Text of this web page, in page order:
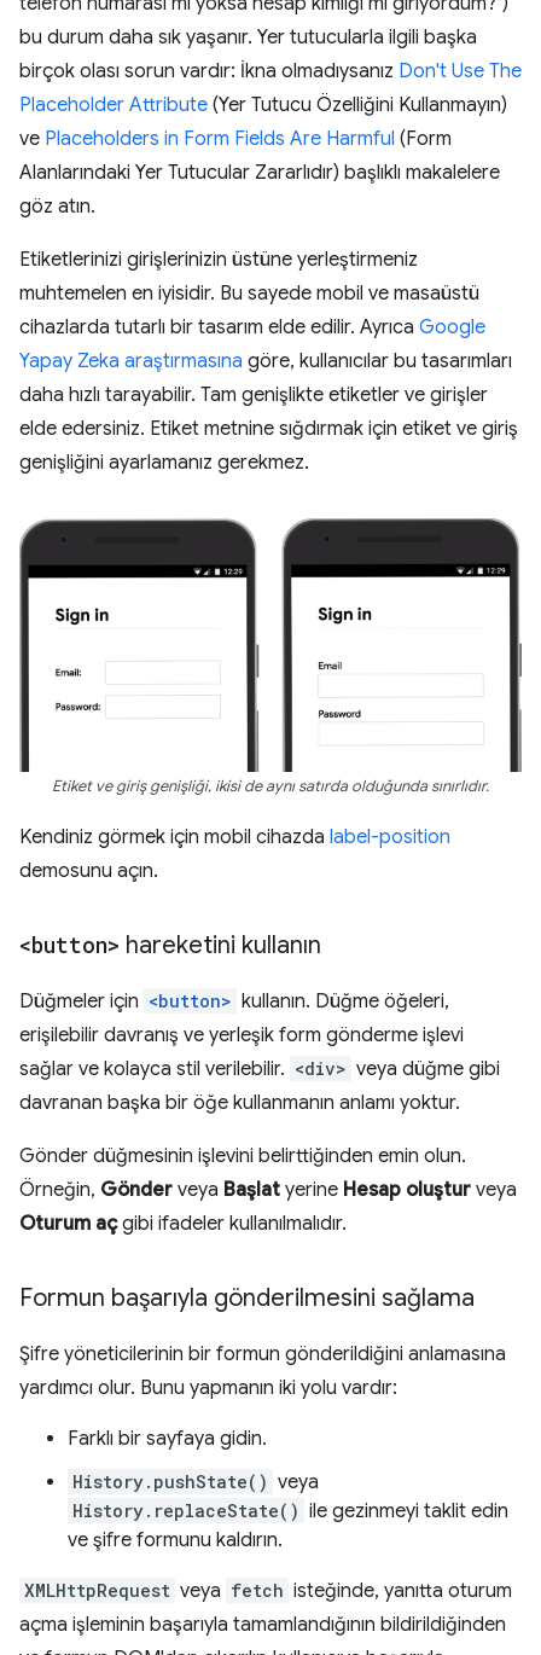
bu durum daha sık yaşanır. Yer tutucularla ilgili başka
birçok olası sorun vardır: İkna olmadıysanız Don't Use The
Placeholder Attribute (Yer Tutucu Özelliğini Kullanmayın)
ve Placeholders in Form Fields Are Harmful (Form
Alanlarındaki Yer Tutucular Zararlıdır) başlıklı makalelere
göz atın.
Etiketlerinizi girişlerinizin üstüne yerleştirmeniz
muhtemelen en iyisidir. Bu sayede mobil ve masaüstü
cihazlarda tutarlı bir tasarım elde edilir. Ayrıca Google
Yapay Zeka araştırmasına göre, kullanıcılar bu tasarımları
daha hızlı tarayabilir. Tam genişlikte etiketler ve girişler
elde edersiniz. Etiket metnine sığdırmak için etiket ve giriş
genişliğini ayarlamanız gerekmez.
Etiket ve giriş genişliği, ikisi de aynı satırda olduğunda sınırlıdır.
Kendiniz görmek için mobil cihazda label-position
demosunu açın.
<button> hareketini kullanın
Düğmeler için <button> kullanın. Düğme öğeleri,
erişilebilir davranış ve yerleşik form gönderme işlevi
sağlar ve kolayca stil verilebilir. <div> veya düğme gibi
davranan başka bir öğe kullanmanın anlamı yoktur.
Gönder düğmesinin işlevini belirttiğinden emin olun.
Örneğin, Gönder veya Başlat yerine Hesap oluştur veya
Oturum açgibi ifadeler kullanılmalıdır.
Formun başarıyla gönderilmesini sağlama
Şifre yöneticilerinin bir formun gönderildiğini anlamasına
yardımcı olur. Bunu yapmanın iki yolu vardır:
Farklı bir sayfaya gidin.
History.pushState() veya
History.replaceState() ile gezinmeyi taklit edin
ve şifre formunu kaldırın.
XMLHttpRequest veya fetch isteğinde, yanıtta oturum
açma işleminin başarıyla tamamlandığının bildirildiğinden